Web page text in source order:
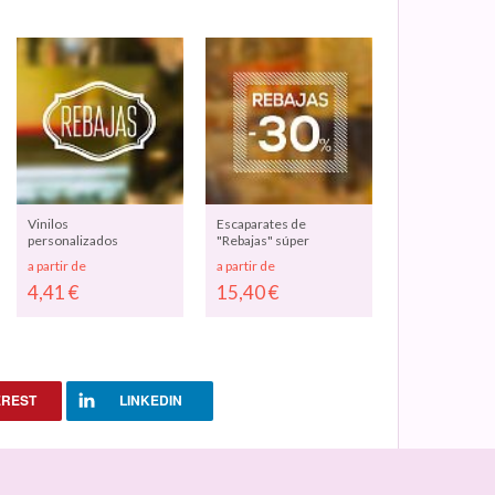
Vinilos
personalizados
para cristales,
escaparates y
ventanas
"REBAJAS"
a partir de
4,41€
Escaparates de
"Rebajas" súper
original con
vinilo adhesivo
05085
a partir de
15,40€
LINKEDIN